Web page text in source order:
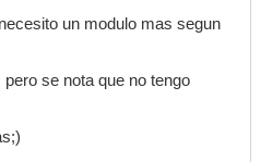
un modulo mas segun
se nota que no tengo